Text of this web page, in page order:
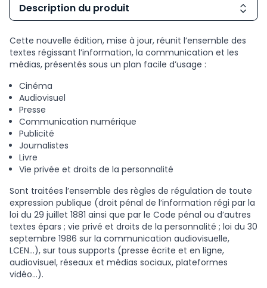
Description du produit
Cette nouvelle édition, mise à jour, réunit l’ensemble des
textes régissant l’information, la communication et les
médias, présentés sous un plan facile d’usage :
Cinéma
Audiovisuel
Presse
Communication numérique
Publicité
Journalistes
Livre
Vie privée et droits de la personnalité
Sont traitées l’ensemble des règles de régulation de toute
expression publique (droit pénal de l’information régi par la
loi du 29 juillet 1881 ainsi que par le Code pénal ou d’autres
textes épars ; vie privé et droits de la personnalité ; loi du 30
septembre 1986 sur la communication audiovisuelle,
LCEN…), sur tous supports (presse écrite et en ligne,
audiovisuel, réseaux et médias sociaux, plateformes
vidéo…).